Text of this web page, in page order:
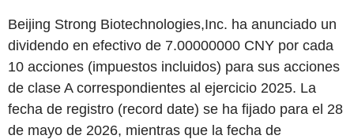
Beijing Strong Biotechnologies,Inc. ha anunciado un
dividendo en efectivo de 7.00000000 CNY por cada
10 acciones (impuestos incluidos) para sus acciones
de clase A correspondientes al ejercicio 2025. La
fecha de registro (record date) se ha fijado para el 28
de mayo de 2026, mientras que la fecha de